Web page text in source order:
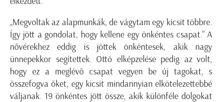
„Megvoltak az alapmunkák, de vágytam egy kicsit többre.
Így jött a gondolat, hogy kellene egy önkéntes csapat.” A
nővérekhez eddig is jöttek önkéntesek, akik nagy
ünnepekkor segítettek. Ottó elképzelése pedig az volt,
hogy ez a meglévő csapat vegyen be új tagokat, s
összefogva őket, egy kicsit mindannyian elkötelezettebbé
váljanak. 19 önkéntes jött össze, akik különféle dolgokat